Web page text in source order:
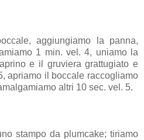
aggiungiamo la panna,
1 min. vel. 4, uniamo la
e il gruviera grattugiato e
apriamo il boccale raccogliamo
altri 10 sec. vel. 5.
stampo da plumcake; tiriamo